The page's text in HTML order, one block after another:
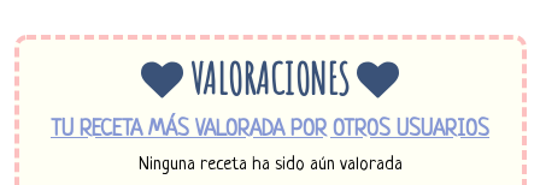
VALORACIONES
TU RECETA MÁS VALORADA POR OTROS USUARIOS
Ninguna receta ha sido aún valorada